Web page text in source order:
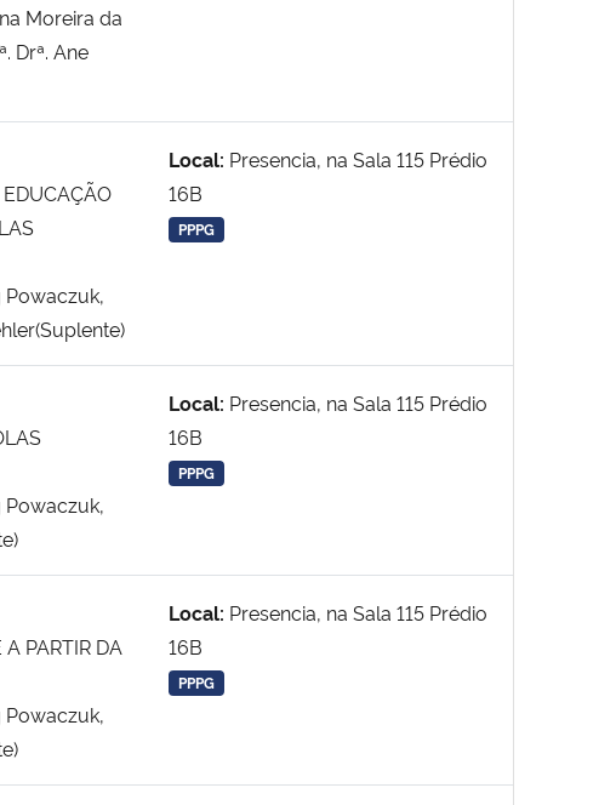
Moreira da
Drª. Ane
Powaczuk,
Local: Presencia, na Sala 115 Prédio
16B
PPPG
Powaczuk,
Local: Presencia, na Sala 115 Prédio
16B
PPPG
PARTIR DA
Powaczuk,
Local: Presencia, na Sala 115 Prédio
16B
PPPG